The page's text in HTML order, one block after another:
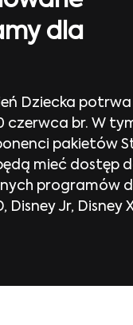
dla
Dziecka
czerwca br. W
pakietów
mieć dostęp
programów
Disney Jr, Disney